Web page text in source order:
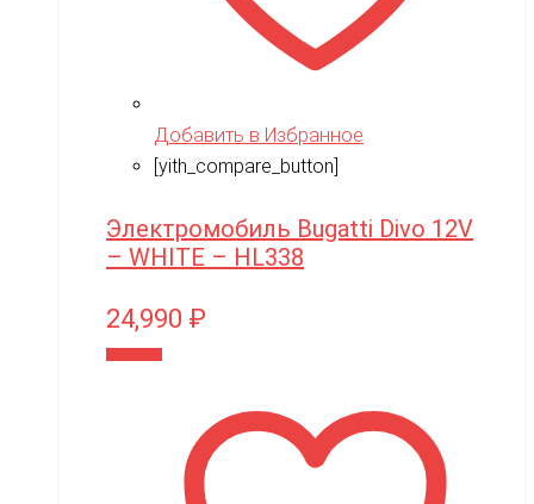
Добавить в Избранное
[yith_compare_button]
Электромобиль Bugatti Divo 12V
– WHITE – HL338
24,990 ₽